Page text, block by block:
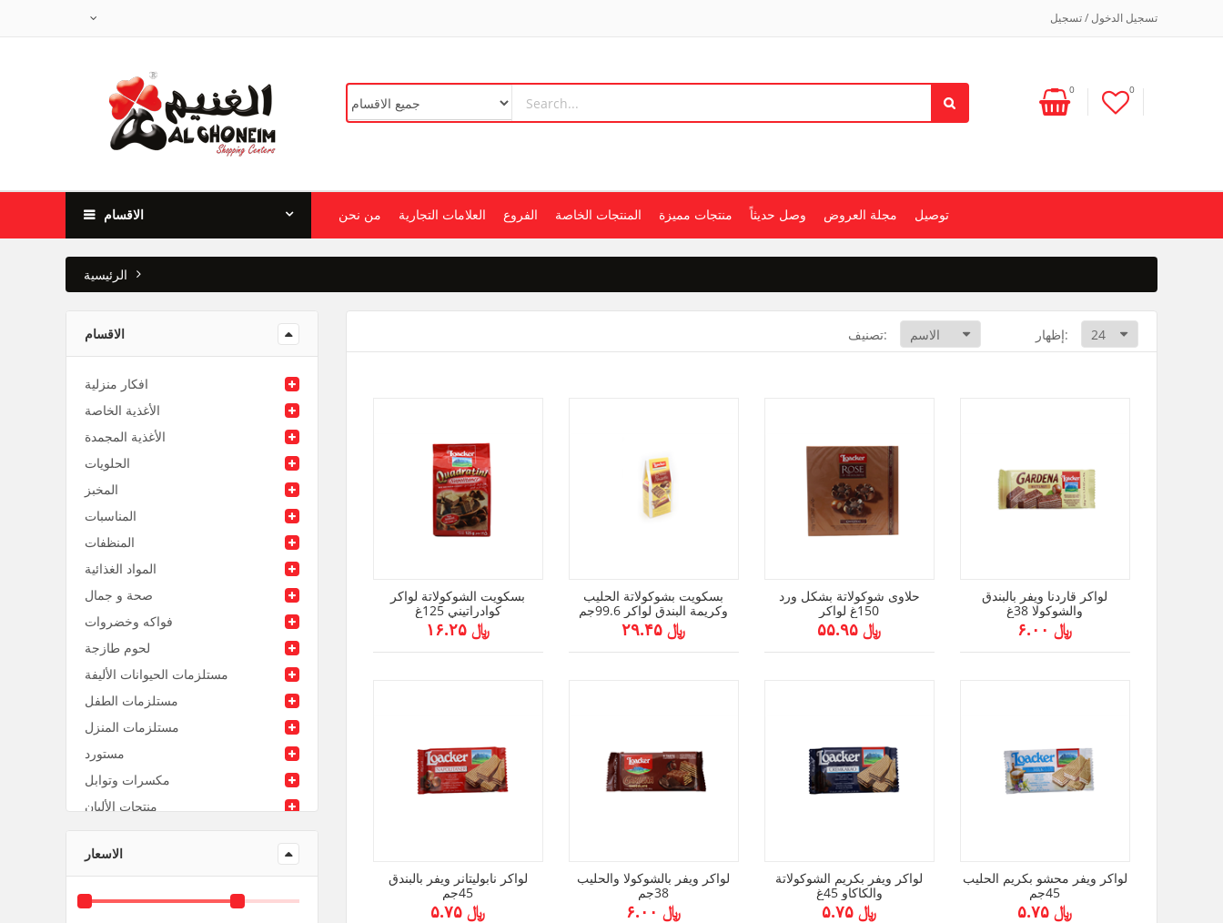
تسجيل الدخول / تسجيل
0 0
الاقسام من نحن العلامات التجارية الفروع المنتجات الخاصة منتجات مميزة وصل حديثاً مجلة العروض توصيل
الرئيسية
الاقسام
افكار منزلية
الأغذية الخاصة
الأغذية المجمدة
الحلويات
المخبز
المناسبات
المنظفات
المواد الغذائية
صحة و جمال
فواكه وخضروات
لحوم طازجة
مستلزمات الحيوانات الأليفة
مستلزمات الطفل
مستلزمات المنزل
مستورد
مكسرات وتوابل
منتجات الألبان
الاسعار
تصنيف: إظهار:
بسكويت الشوكولاتة لواكر
كوادراتيني 125غ
﷼ ۱۶.۲۵
بسكويت بشوكولاتة الحليب
وكريمة البندق لواكر 99.6جم
﷼ ۲۹.۴۵
حلاوى شوكولاتة بشكل ورد
150غ لواكر
﷼ ۵۵.۹۵
لواكر قاردنا ويفر بالبندق
والشوكولا 38غ
﷼ ۶.۰۰
لواكر نابوليتانر ويفر بالبندق
45جم
﷼ ۵.۷۵
لواكر ويفر بالشوكولا والحليب
38جم
﷼ ۶.۰۰
لواكر ويفر بكريم الشوكولاتة
والكاكاو 45غ
﷼ ۵.۷۵
لواكر ويفر محشو بكريم الحليب
45جم
﷼ ۵.۷۵